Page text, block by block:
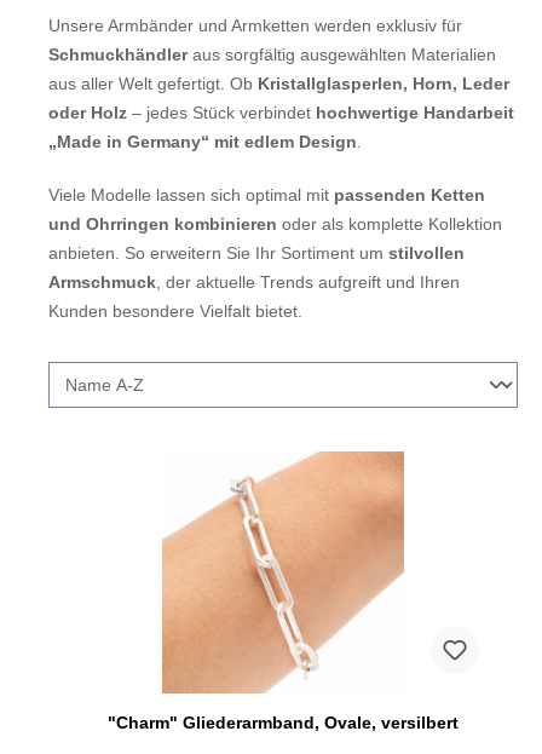
Unsere Armbänder und Armketten werden exklusiv für
Schmuckhändleraus sorgfältig ausgewählten Materialien
aus aller Welt gefertigt. Ob Kristallglasperlen, Horn, Leder
oder Holz – jedes Stück verbindet hochwertige Handarbeit
„Made in Germany“ mit edlem Design
Viele Modelle lassen sich optimal mit passenden Ketten
und Ohrringen kombinieren oder als komplette Kollektion
anbieten. So erweitern Sie Ihr Sortiment um stilvollen
Armschmuck , der aktuelle Trends aufgreift und Ihren
Kunden besondere Vielfalt bietet.
"Charm" Gliederarmband, Ovale, versilbert